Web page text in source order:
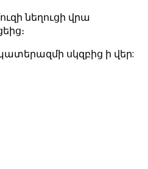
նեղուցի վրա
սկզբից ի վեր: